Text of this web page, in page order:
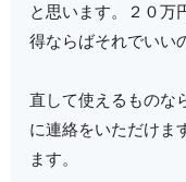
と思います。２０万
得ならばそれでいい
直して使えるものな
に連絡をいただけま
ます。